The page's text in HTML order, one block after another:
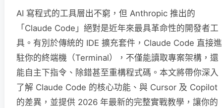
AI 寫程式的工具層出不窮，但 Anthropic 推出的
「Claude Code」絕對是近年來最具革命性的開發者工
具。有別於傳統的 IDE 擴充套件，Claude Code 直接進
駐你的終端機（Terminal），不僅能讀取專案架構，還
能自主下指令、除錯甚至重構程式碼。本文將帶你深入
了解 Claude Code 的核心功能、與 Cursor 及 Copilot
的差異，並提供 2026 年最新的完整實戰教學，讓你的